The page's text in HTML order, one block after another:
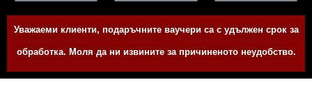
Уважаеми клиенти, подаръчните ваучери са с удължен срок за
обработка. Моля да ни извините за причиненото неудобство.